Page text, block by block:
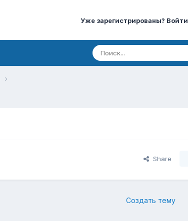
Уже зарегистрированы? Войти
Share
Создать тему